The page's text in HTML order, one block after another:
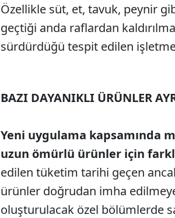
Özellikle süt, et, tavuk, peynir
geçtiği anda raflardan
sürdürdüğü tespit edilen
BAZI DAYANIKLI ÜRÜNLER
Yeni uygulama kapsamında
uzun ömürlü ürünler için
edilen tüketim tarihi geçen
ürünler doğrudan imha
oluşturulacak özel bölümlerde